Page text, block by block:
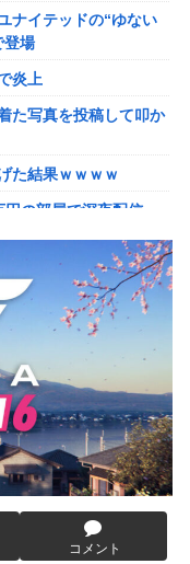
ギネス記録を達成！
デタラメで遠隔操作し
主犯格の川口被告(19)
う？？？？？？
、道路に倒れてどえら
日本人の特別な生き
計4939円しか使わな
どっちが悪いん
普通に美人の部類だっ
ナイテッドの“ゆない
登場
炎上
た写真を投稿して叩か
た結果ｗｗｗｗ
円の部屋で深夜配信→
大量投入して闇深エロ
んだ 空母機動部隊っ
チコピーの映画【ラブ
ブレイクSP」を明日
コメント